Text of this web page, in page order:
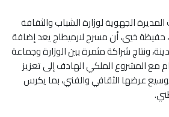
الجهوية لوزارة الشباب والثقافة
حفيظة خيي، أن مسرح لارميطاج يعد إضافة
ونتاج شراكة مثمرة بين الوزارة وجماعة
مع المشروع الملكي الهادف إلى تعزيز
عرضها الثقافي والفني، بما يكرس